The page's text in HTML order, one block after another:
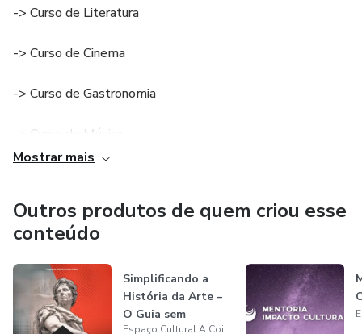
-> Curso de Literatura
-> Curso de Cinema
-> Curso de Gastronomia
-> Curso de Música
Um casal apaixonado por todo o universo das artes. Assim
Lucas Arantes e Marília Valle desenvolvem juntos desde
Espaço a Coisa. Ele de formação jornalística e de
psicanálise, ela de Administração Pública e gastronomia,
unem suas ideias e forças para trazer o Brasil e para o
Mostrar mais
Outros produtos de quem criou esse
conteúdo
Simplificando a
História da Arte –
O Guia sem
Espaço Cultural A Coisa